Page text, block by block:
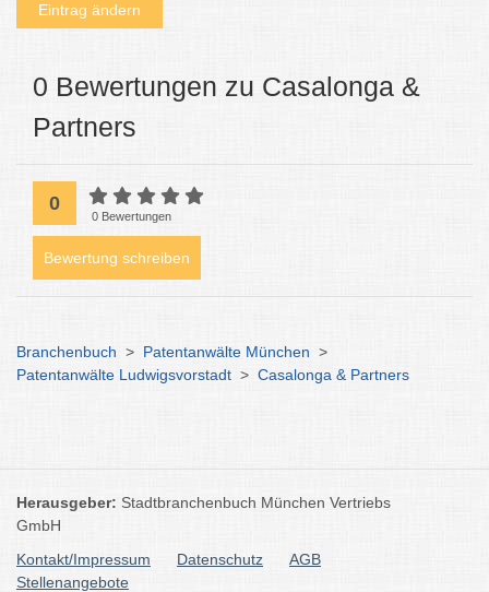
Eintrag ändern
0 Bewertungen zu Casalonga &
Partners
0
0 Bewertungen
Bewertung schreiben
Branchenbuch > Patentanwälte München >
Patentanwälte Ludwigsvorstadt > Casalonga & Partners
Herausgeber: Stadtbranchenbuch München Vertriebs
GmbH
Kontakt/Impressum
Datenschutz
AGB
Stellenangebote